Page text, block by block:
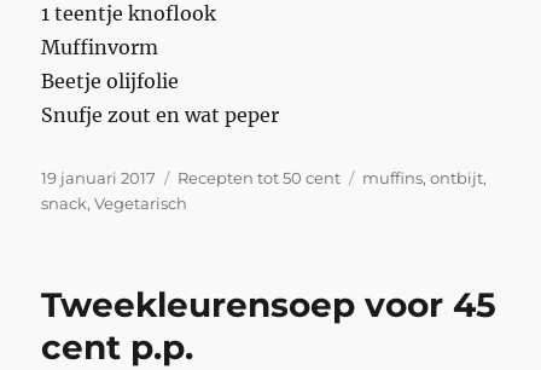
1 teentje knoflook
Muffinvorm
Beetje olijfolie
Snufje zout en wat peper
Geplaatst
op
19 januari 2017 Categorieën
Recepten tot 50 cent Tags
muffins,ontbijt,
snack,Vegetarisch
Tweekleurensoep voor 45
cent p.p.